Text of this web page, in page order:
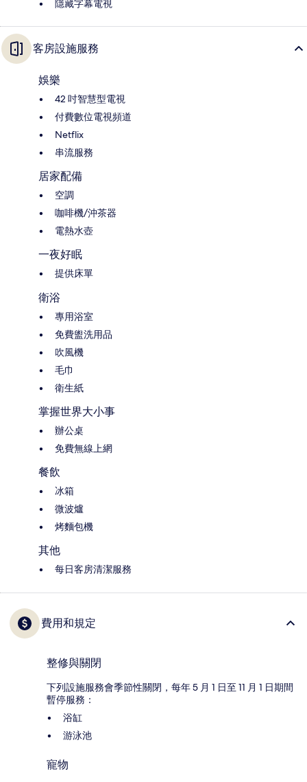
隱藏字幕電視
客房設施服務
娛樂
42 吋智慧型電視
付費數位電視頻道
Netflix
串流服務
居家配備
空調
咖啡機/沖茶器
電熱水壺
一夜好眠
提供床單
衛浴
專用浴室
免費盥洗用品
吹風機
毛巾
衛生紙
掌握世界大小事
辦公桌
免費無線上網
餐飲
冰箱
微波爐
烤麵包機
其他
每日客房清潔服務
費用和規定
整修與關閉
下列設施服務會季節性關閉，每年 5 月 1 日至 11 月 1 日期間
暫停服務：
浴缸
游泳池
寵物